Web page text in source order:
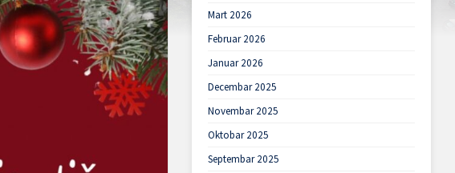
Mart 2026
Februar 2026
Januar 2026
Decembar 2025
Novembar 2025
Oktobar 2025
Septembar 2025